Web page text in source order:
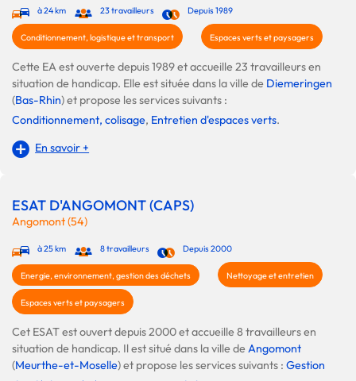
à 24 km 23 travailleurs Depuis 1989
Conditionnement, logistique et transport Espaces verts et paysagers
Cette EA est ouverte depuis 1989 et accueille 23 travailleurs en
situation de handicap. Elle est située dans la ville de Diemeringen
(Bas-Rhin) et propose les services suivants :
Conditionnement, colisage, Entretien d'espaces verts.
En savoir +
ESAT D'ANGOMONT (CAPS)
Angomont (54)
à 25 km 8 travailleurs Depuis 2000
Energie, environnement, gestion des déchets Nettoyage et entretien
Espaces verts et paysagers
Cet ESAT est ouvert depuis 2000 et accueille 8 travailleurs en
situation de handicap. Il est situé dans la ville deAngomont
(Meurthe-et-Moselle) et propose les services suivants : Gestion